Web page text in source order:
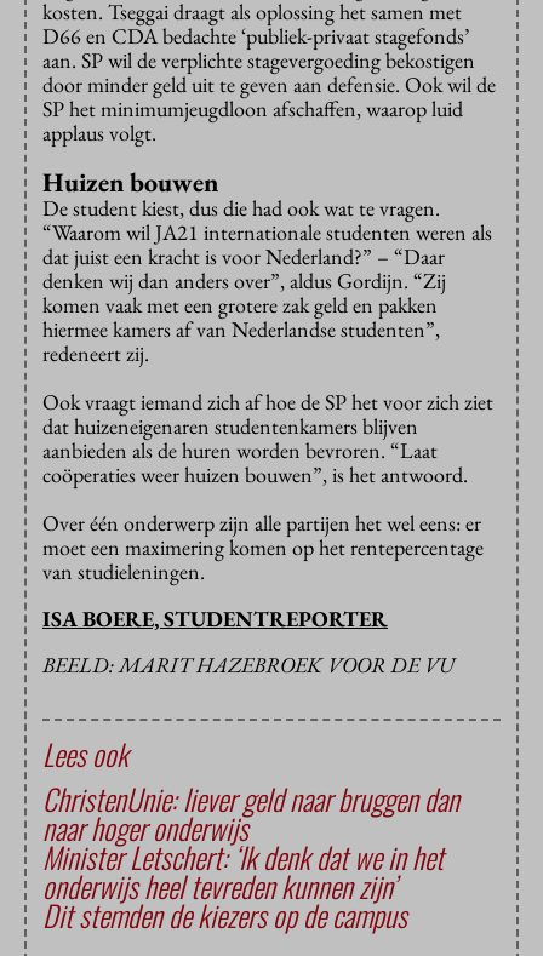
kosten. Tseggai draagt als oplossing het samen met
D66 en CDA bedachte ‘publiek-privaat stagefonds’
aan. SP wil de verplichte stagevergoeding bekostigen
door minder geld uit te geven aan defensie. Ook wil de
SP het minimumjeugdloon afschaffen, waarop luid
applaus volgt.
Huizen bouwen
De student kiest, dus die had ook wat te vragen.
“Waarom wil JA21 internationale studenten weren als
dat juist een kracht is voor Nederland?” – “Daar
denken wij dan anders over”, aldus Gordijn. “Zij
komen vaak met een grotere zak geld en pakken
hiermee kamers af van Nederlandse studenten”,
redeneert zij.
Ook vraagt iemand zich af hoe de SP het voor zich ziet
dat huizeneigenaren studentenkamers blijven
aanbieden als de huren worden bevroren. “Laat
coöperaties weer huizen bouwen”, is het antwoord.
Over één onderwerp zijn alle partijen het wel eens: er
moet een maximering komen op het rentepercentage
van studieleningen.
ISA BOERE, STUDENTREPORTER
BEELD: MARIT HAZEBROEK VOOR DE VU
Lees ook
ChristenUnie: liever geld naar bruggen dan
naar hoger onderwijs
Minister Letschert: ‘Ik denk dat we in het
onderwijs heel tevreden kunnen zijn’
Dit stemden de kiezers op de campus